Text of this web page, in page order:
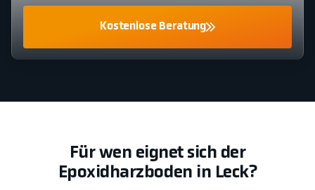
Kostenlose Beratung
Für wen eignet sich der
Epoxidharzboden in Leck?